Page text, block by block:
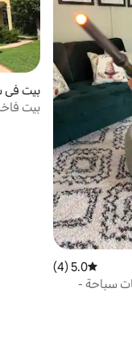
متوسط التقييم 5.0 من 5، 4 مراجعات
5.0 (4)
سباحة -
بيت في
بيت فاخر